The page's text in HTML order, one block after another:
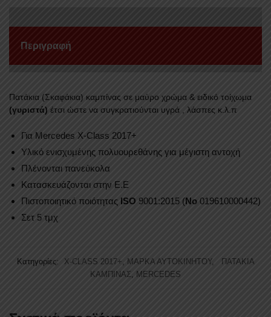
CLASS
2017+
ποσότητα
Περιγραφή
Πατάκια (Σκαφάκια) καμπίνας σε μαύρο χρώμα & ειδικό τoίχωμα
(γυριστά) έτσι ώστε να συγκρατιούνται υγρά , λάσπες κ.λ.π
Για Mercedes X-Class 2017+
Υλικό ενισχυμένης πολυουρεθάνης για μέγιστη αντοχή
Πλένονται πανεύκολα
Κατασκευάζονται στην Ε.Ε
Πιστοποιητικό ποιότητας ISO 9001:2015 (No 019610000442)
Σετ 5 τμχ
Κατηγορίες: X-CLASS 2017+, ΜΑΡΚΑ ΑΥΤΟΚΙΝΗΤΟΥ,
ΠΑΤΑΚΙΑ
ΚΑΜΠΙΝΑΣ, MERCEDES